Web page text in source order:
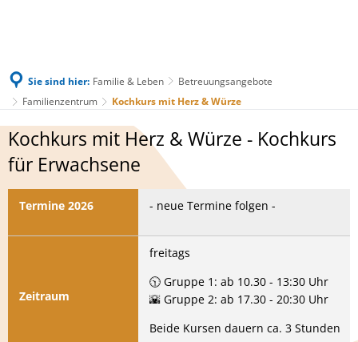
Sie sind hier: Familie & Leben
Betreuungsangebote
Familienzentrum
Kochkurs mit Herz & Würze
Kochkurs
mit
Herz
Würze
Kochkurs mit Herz & Würze - Kochkurs
für Erwachsene
Termine 2026 - neue Termine folgen -
Zeitraum
freitags
🕥 Gruppe 1: ab 10.30 - 13:30 Uhr
🌇 Gruppe 2: ab 17.30 - 20:30 Uhr
Beide Kursen dauern ca. 3 Stunden